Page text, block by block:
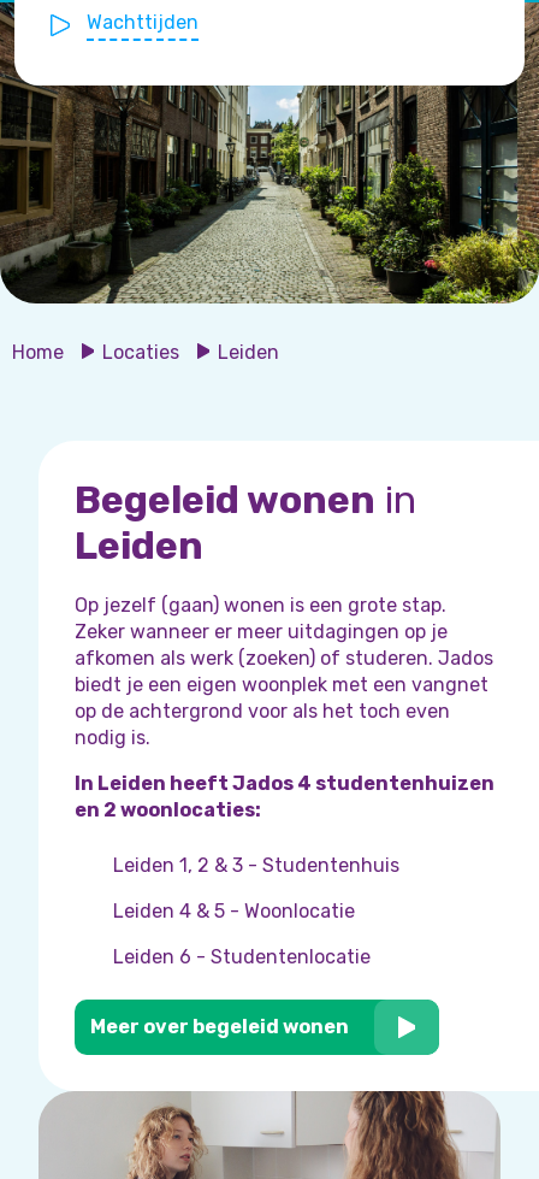
Wachttijden
Home Locaties Leiden
Begeleid wonen in
Leiden
Op jezelf (gaan) wonen is een grote stap.
Zeker wanneer er meer uitdagingen op je
afkomen als werk (zoeken) of studeren. Jados
biedt je een eigen woonplek met een vangnet
op de achtergrond voor als het toch even
nodig is.
In Leiden heeft Jados 4 studentenhuizen
en 2 woonlocaties:
Leiden 1, 2 & 3 - Studentenhuis
Leiden 4 & 5 - Woonlocatie
Leiden 6 - Studentenlocatie
Meer over begeleid wonen